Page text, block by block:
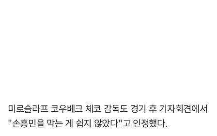
미로슬라프 코우베크 체코 감독도 경기 후 기자회견에서
"손흥민을 막는 게 쉽지 않았다"고 인정했다.